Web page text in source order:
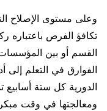
وعلى مستوى الإصلاح
تكافؤ الفرص باعتباره
القسم أو بين المؤسسات
الفوارق في التعلم إلى
الدورية كل ستة أسابيع
ومعالجتها في وقت